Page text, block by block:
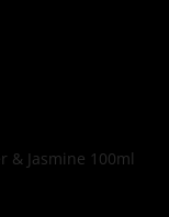
& Jasmine 100ml